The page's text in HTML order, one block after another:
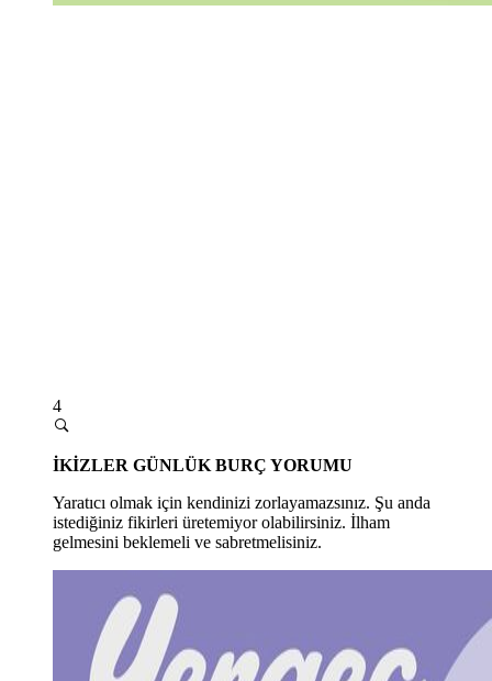
4
İKİZLER GÜNLÜK BURÇ YORUMU
Yaratıcı olmak için kendinizi zorlayamazsınız. Şu anda
istediğiniz fikirleri üretemiyor olabilirsiniz. İlham
gelmesini beklemeli ve sabretmelisiniz.